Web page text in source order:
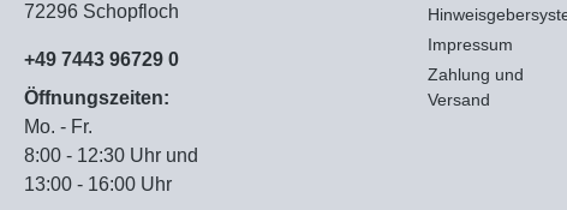
72296 Schopfloch
+49 7443 96729 0
Öffnungszeiten:
Mo. - Fr.
8:00 - 12:30 Uhr und
13:00 - 16:00 Uhr
Impressum
Zahlung und
Versand